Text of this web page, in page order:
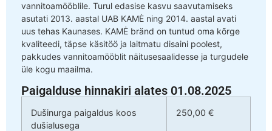
vannitoamööblile. Turul edasise kasvu saavutamiseks
asutati 2013. aastal UAB KAMĖ ning 2014. aastal avati
uus tehas Kaunases. KAMĖ bränd on tuntud oma kõrge
kvaliteedi, täpse käsitöö ja laitmatu disaini poolest,
pakkudes vannitoamööblit näitusesaalidesse ja turgudele
üle kogu maailma.
Paigalduse hinnakiri alates 01.08.2025
Dušinurga paigaldus koos
dušialusega
250,00 €